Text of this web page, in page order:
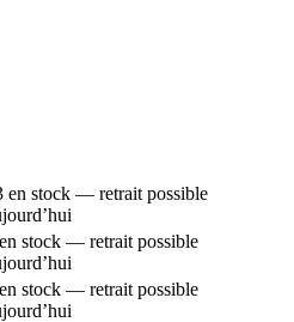
en stock — retrait possible
stock — retrait possible
stock — retrait possible